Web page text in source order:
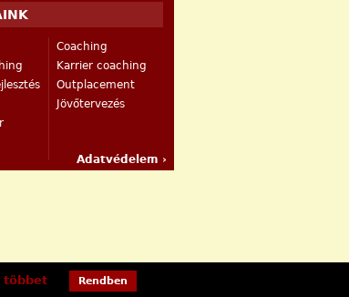
többet Rendben
Adatvédelem ›
Coaching
Karrier coaching
Outplacement
Jövőtervezés